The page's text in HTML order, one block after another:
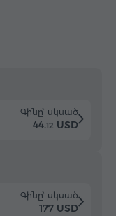
Գինը՝ սկսած
44.12 USD
Գինը՝ սկսած
177 USD